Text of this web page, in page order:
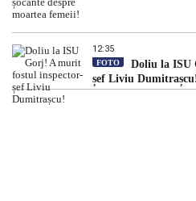
12:35
FOTO
Doliu la ISU
șef Liviu